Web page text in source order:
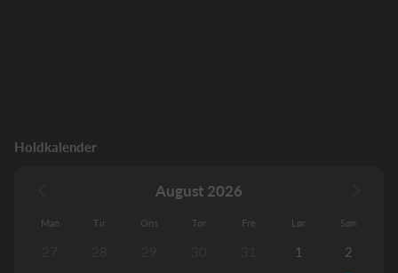
Holdkalender
August 2026
Man Tir Ons Tor Fre Lør Søn
1 2